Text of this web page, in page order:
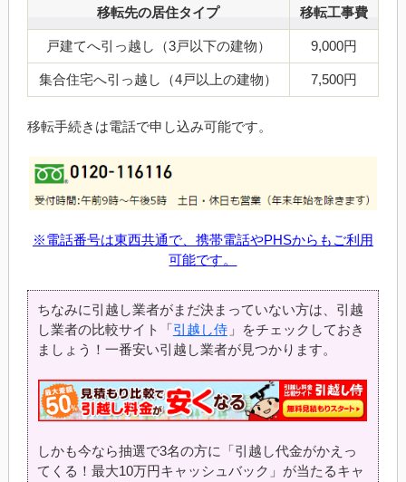
移転先の居住タイプ 移転工事費
戸建てへ引っ越し（3戸以下の建物） 9,000円
集合住宅へ引っ越し（4戸以上の建物） 7,500円
移転手続きは電話で申し込み可能です。
※電話番号は東西共通で、携帯電話やPHSからもご利用
可能です。
ちなみに引越し業者がまだ決まっていない方は、引越
し業者の比較サイト「引越し侍 」をチェックしておき
ましょう！一番安い引越し業者が見つかります。
しかも今なら抽選で3名の方に「引越し代金がかえっ
てくる！最大10万円キャッシュバック」が当たるキャ